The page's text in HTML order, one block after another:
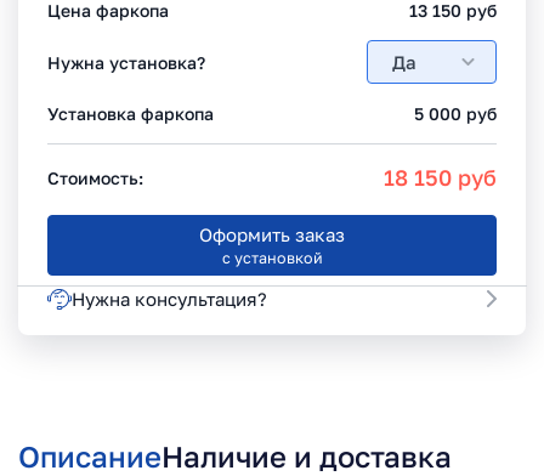
Цена фаркопа 13 150 руб
Нужна установка? Да
Установка фаркопа 5 000 руб
Стоимость: 18 150 руб
Оформить заказ
с установкой
Нужна консультация?
ОписаниеНаличие и доставка